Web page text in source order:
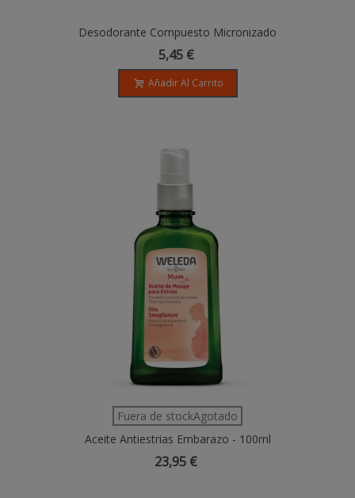
Desodorante Compuesto Micronizado
De Plantas
5,45 €
Añadir Al Carrito
Fuera de stockAgotado
Aceite Antiestrias Embarazo - 100ml
23,95 €